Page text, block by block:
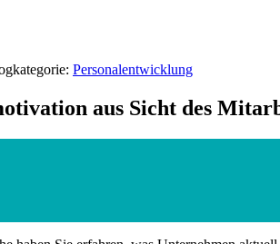
Personalentwicklung
aus Sicht des